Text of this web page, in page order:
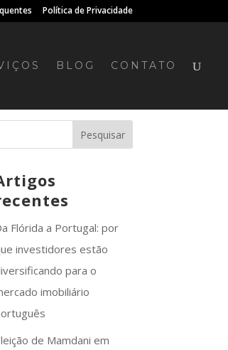
Política de Privacidade
BLOG CONTATO
Flórida a Portugal: por
investidores estão
para o
imobiliário
de Mamdani em